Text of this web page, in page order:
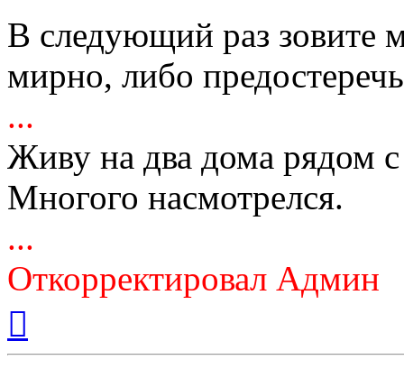
В следующий раз зовите
мирно, либо
...
Живу на два дома рядом
Многого насмотрелся.
...
Откорректировал Админ
началу